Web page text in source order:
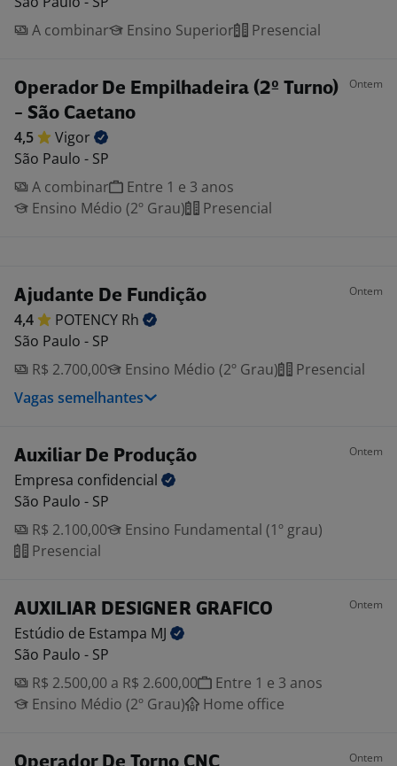
A combinar
Ensino Superior Presencial
Operador De Empilhadeira (2º Turno)
- São Caetano
Ontem
4,5
Vigor
São Paulo - SP
A combinar
Entre 1 e 3 anos
Ensino Médio (2º Grau)
Presencial
Ajudante De Fundição Ontem
4,4 POTENCY Rh
São Paulo - SP
R$ 2.700,00
Ensino Médio (2º Grau)
Presencial
Vagas semelhantes
Auxiliar De Produção Ontem
Empresa confidencial
São Paulo - SP
R$ 2.100,00
Ensino Fundamental (1º grau)
Presencial
AUXILIAR DESIGNER GRAFICO Ontem
Estúdio de Estampa MJ
São Paulo - SP
R$ 2.500,00 a R$ 2.600,00
Entre 1 e 3 anos
Ensino Médio (2º Grau)
Home office
Ontem